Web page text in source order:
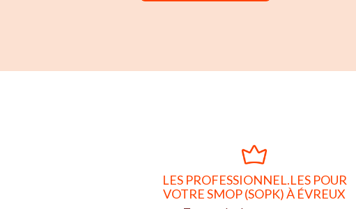
LES PROFESSIONNEL.LES POUR
VOTRE SMOP (SOPK) À ÉVREUX